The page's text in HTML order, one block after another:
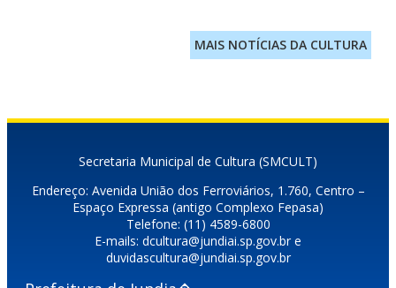
MAIS NOTÍCIAS DA CULTURA
Secretaria Municipal de Cultura (SMCULT)
Endereço: Avenida União dos Ferroviários, 1.760, Centro –
Espaço Expressa (antigo Complexo Fepasa)
Telefone: (11) 4589-6800
E-mails: dcultura@jundiai.sp.gov.br e
duvidascultura@jundiai.sp.gov.br